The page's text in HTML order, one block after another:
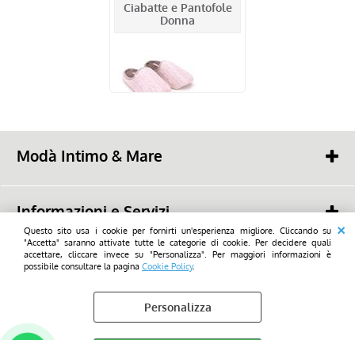
Questo sito usa i cookie per fornirti un'esperienza migliore. Cliccando su
"Accetta" saranno attivate tutte le categorie di cookie. Per decidere quali
accettare, cliccare invece su "Personalizza". Per maggiori informazioni è
possibile consultare la pagina Cookie Policy.
Personalizza
Voucher
Ciabatte e Pantofole
Donna
Modà Intimo & Mare
tel. (+39) 0545 23668
mail: info@modalugo.it
WhatsApp: (+39) 347 736 9692
Informazioni e Servizi
Chi Siamo
Condizioni di Vendita
2026 - Savioli snc - Tutti i diritti di utilizzo sono riservati_All rights reserved
Cookie Policy Preferenze cookie